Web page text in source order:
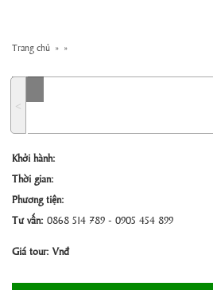
Trang chủ » »
˂
Khởi hành:
Thời gian:
Phương tiện:
Tư vấn: 0868 514 789 - 0905 454 899
Giá tour: Vnđ